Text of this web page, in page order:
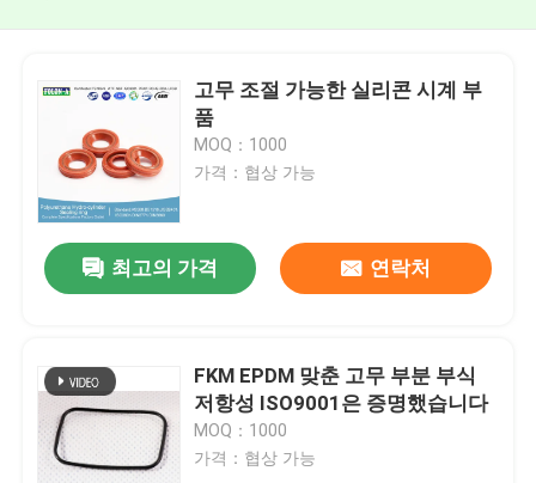
고무 조절 가능한 실리콘 시계 부
품
MOQ：1000
가격：협상 가능
최고의 가격 연락처
FKM EPDM 맞춘 고무 부분 부식
저항성 ISO9001은 증명했습니다
MOQ：1000
가격：협상 가능